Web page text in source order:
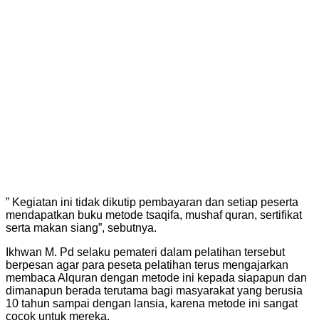
” Kegiatan ini tidak dikutip pembayaran dan setiap peserta
mendapatkan buku metode tsaqifa, mushaf quran, sertifikat
serta makan siang”, sebutnya.
Ikhwan M. Pd selaku pemateri dalam pelatihan tersebut
berpesan agar para peseta pelatihan terus mengajarkan
membaca Alquran dengan metode ini kepada siapapun dan
dimanapun berada terutama bagi masyarakat yang berusia
10 tahun sampai dengan lansia, karena metode ini sangat
cocok untuk mereka.